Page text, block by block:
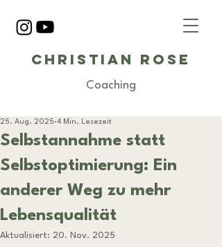
Christian Rose
Coaching
Selbstannahme statt
Selbstoptimierung: Ein
anderer Weg zu mehr
Lebensqualität
25. Aug. 2025 4 Min. Lesezeit
Aktualisiert: 20. Nov. 2025